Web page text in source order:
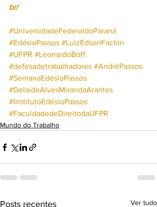
br/
#UniversidadeFederaldoParaná
#EdésioPassos #LuizEdsonFachin
#UFPR #LeonardoBoff
#defesadetrabalhadores #AndréPassos
#SemanaEdésioPassos
#DelaídeAlvesMirandaArantes
#InstitutoEdésioPassos
#FaculdadedeDireitodaUFPR
Mundo do Trabalho
Posts recentes Ver tudo